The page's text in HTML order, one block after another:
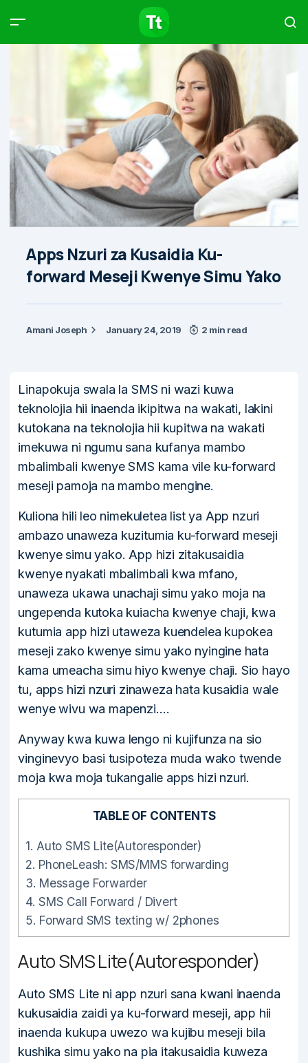
Apps Nzuri za Kusaidia Ku-
forward Meseji Kwenye Simu Yako
Amani Joseph January 24, 2019 2 min read
Linapokuja swala la SMS ni wazi kuwa
teknolojia hii inaenda ikipitwa na wakati, lakini
kutokana na teknolojia hii kupitwa na wakati
imekuwa ni ngumu sana kufanya mambo
mbalimbali kwenye SMS kama vile ku-forward
meseji pamoja na mambo mengine.
Kuliona hili leo nimekuletea list ya App nzuri
ambazo unaweza kuzitumia ku-forward meseji
kwenye simu yako. App hizi zitakusaidia
kwenye nyakati mbalimbali kwa mfano,
unaweza ukawa unachaji simu yako moja na
ungependa kutoka kuiacha kwenye chaji, kwa
kutumia app hizi utaweza kuendelea kupokea
meseji zako kwenye simu yako nyingine hata
kama umeacha simu hiyo kwenye chaji. Sio hayo
tu, apps hizi nzuri zinaweza hata kusaidia wale
wenye wivu wa mapenzi….
Anyway kwa kuwa lengo ni kujifunza na sio
vinginevyo basi tusipoteza muda wako twende
moja kwa moja tukangalie apps hizi nzuri.
TABLE OF CONTENTS
1. Auto SMS Lite(Autoresponder)
2. PhoneLeash: SMS/MMS forwarding
3. Message Forwarder
4. SMS Call Forward / Divert
5. Forward SMS texting w/ 2phones
Auto SMS Lite(Autoresponder)
Auto SMS Lite ni app nzuri sana kwani inaenda
kukusaidia zaidi ya ku-forward meseji, app hii
inaenda kukupa uwezo wa kujibu meseji bila
kushika simu yako na pia itakusaidia kuweza
Products Articles
Type to start searching…